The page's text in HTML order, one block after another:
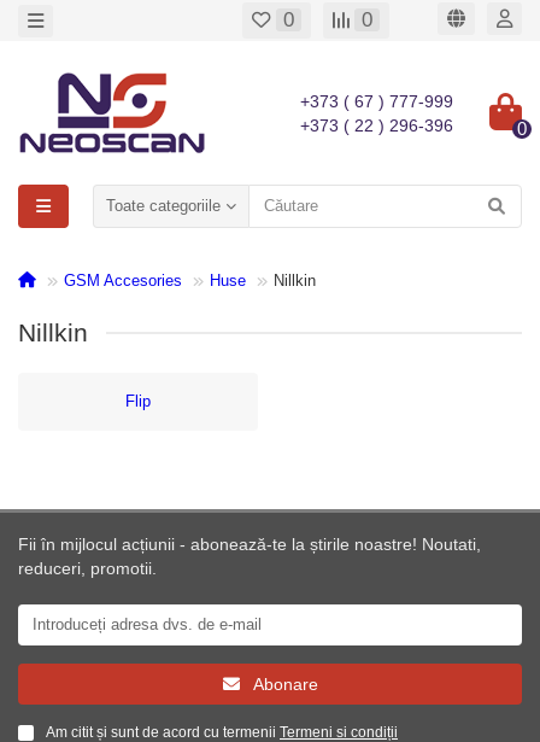
0 0
+373 ( 67 ) 777-999
+373 ( 22 ) 296-396
0
Toate categoriile
GSM Accesories Huse Nillkin
Nillkin
Flip
Fii în mijlocul acțiunii - abonează-te la știrile noastre! Noutati,
reduceri, promotii.
Abonare
Am citit și sunt de acord cu termenii Termeni si condiții